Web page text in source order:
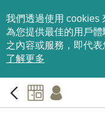
我們透過使用 cookies
為您提供最佳的用戶
之內容或服務，即代表
了解更多